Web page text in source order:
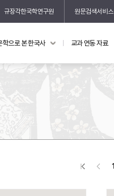
규장각한국학연구원 원문검색서비스
도록
학으로 본 한국사 교과 연동 자료
1